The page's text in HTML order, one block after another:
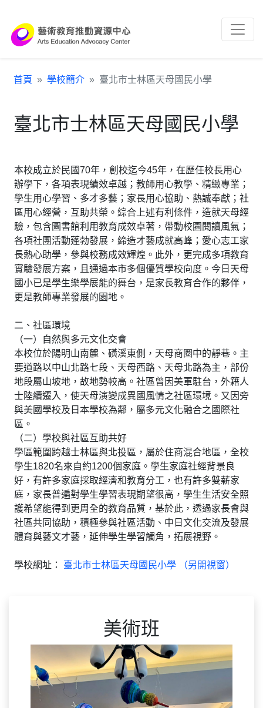
首頁 學校簡介 臺北市士林區天母國民小學
臺北市士林區天母國民小學
本校成立於民國70年，創校迄今45年，在歷任校長用心
辦學下，各項表現績效卓越；教師用心教學、精緻專業；
學生用心學習、多才多藝；家長用心協助、熱誠奉獻；社
區用心經營，互助共榮。綜合上述有利條件，造就天母經
驗，包含圖書館利用教育成效卓著，帶動校園閱讀風氣；
各項社團活動蓬勃發展，締造才藝成就高峰；愛心志工家
長熱心助學，參與校務成效輝煌。此外，更完成多項教育
實驗發展方案，且通過本市多個優質學校向度。今日天母
國小已是學生樂學展能的舞台，是家長教育合作的夥伴，
更是教師專業發展的園地。
二、社區環境
（一）自然與多元文化交會
本校位於陽明山南麓、磺溪東側，天母商圈中的靜巷。主
要道路以中山北路七段、天母西路、天母北路為主，部份
地段屬山坡地，故地勢較高。社區曾因美軍駐台，外籍人
士陸續遷入，使天母演變成異國風情之社區環境。又因旁
與美國學校及日本學校為鄰，屬多元文化融合之國際社
區。
（二）學校與社區互助共好
學區範圍跨越士林區與北投區，屬於住商混合地區，全校
學生1820名來自約1200個家庭。學生家庭社經背景良
好，有許多家庭採取經濟和教育分工，也有許多雙薪家
庭，家長普遍對學生學習表現期望很高，學生生活安全照
護希望能得到更周全的教育品質，基於此，透過家長會與
社區共同協助，積極參與社區活動、中日文化交流及發展
體育與藝文才藝，延伸學生學習觸角，拓展視野。
學校網址： 臺北市士林區天母國民小學 （另開視窗）
美術班